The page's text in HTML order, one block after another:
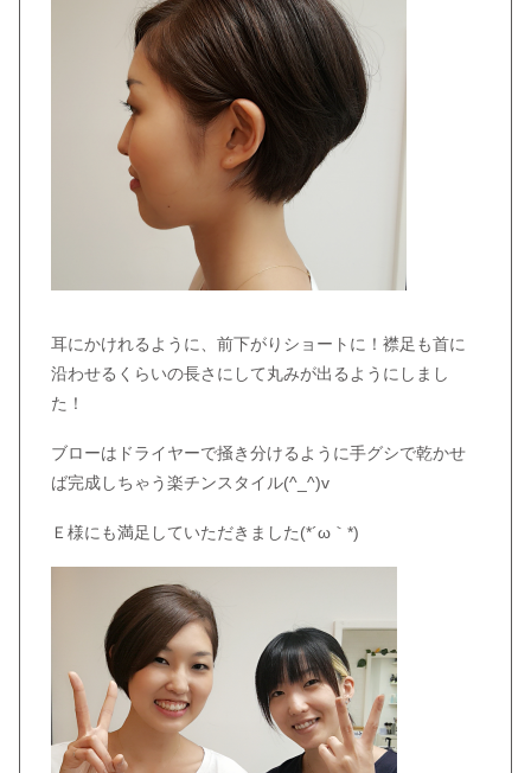
耳にかけれるように、前下がりショートに！襟足も首に
沿わせるくらいの長さにして丸みが出るようにしまし
た！
ブローはドライヤーで掻き分けるように手グシで乾かせ
ば完成しちゃう楽チンスタイル(^_^)v
Ｅ様にも満足していただきました(*´ω｀*)